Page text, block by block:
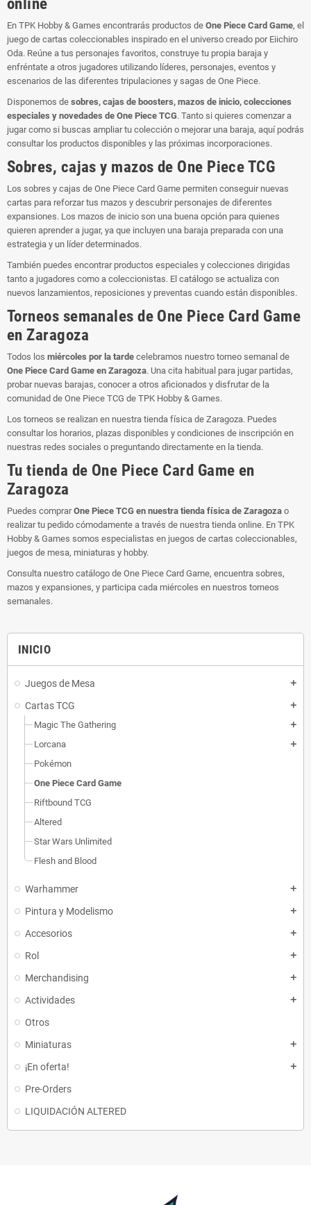
INICIO
Juegos de Mesa add
Cartas TCG add
Magic The Gathering add
Lorcana add
Pokémon
One Piece Card Game
Riftbound TCG
Altered
Star Wars Unlimited
Flesh and Blood
Warhammer add
Pintura y Modelismo add
Accesorios add
Rol add
Merchandising add
Actividades add
Otros
Miniaturas
add
¡En oferta! add
Pre-Orders
LIQUIDACIÓN ALTERED
online
En TPK Hobby & Games encontrarás productos de One Piece Card Game, el
juego de cartas coleccionables inspirado en el universo creado por Eiichiro
Oda. Reúne a tus personajes favoritos, construye tu propia baraja y
enfréntate a otros jugadores utilizando líderes, personajes, eventos y
escenarios de las diferentes tripulaciones y sagas de One Piece.
Disponemos de sobres, cajas de boosters, mazos de inicio, colecciones
especiales y novedades de One Piece TCG. Tanto si quieres comenzar a
jugar como si buscas ampliar tu colección o mejorar una baraja, aquí podrás
consultar los productos disponibles y las próximas incorporaciones.
Sobres, cajas y mazos de One Piece TCG
Los sobres y cajas de One Piece Card Game permiten conseguir nuevas
cartas para reforzar tus mazos y descubrir personajes de diferentes
expansiones. Los mazos de inicio son una buena opción para quienes
quieren aprender a jugar, ya que incluyen una baraja preparada con una
estrategia y un líder determinados.
También puedes encontrar productos especiales y colecciones dirigidas
tanto a jugadores como a coleccionistas. El catálogo se actualiza con
nuevos lanzamientos, reposiciones y preventas cuando están disponibles.
Torneos semanales de One Piece Card Game
en Zaragoza
Todos los miércoles por la tarde celebramos nuestro torneo semanal de
One Piece Card Game en Zaragoza. Una cita habitual para jugar partidas,
probar nuevas barajas, conocer a otros aficionados y disfrutar de la
comunidad de One Piece TCG de TPK Hobby & Games.
Los torneos se realizan en nuestra tienda física de Zaragoza. Puedes
consultar los horarios, plazas disponibles y condiciones de inscripción en
nuestras redes sociales o preguntando directamente en la tienda.
Tu tienda de One Piece Card Game en
Zaragoza
Puedes comprarOne Piece TCG en nuestra tienda física de Zaragoza o
realizar tu pedido cómodamente a través de nuestra tienda online. En TPK
Hobby & Games somos especialistas en juegos de cartas coleccionables,
juegos de mesa, miniaturas y hobby.
Consulta nuestro catálogo de One Piece Card Game, encuentra sobres,
mazos y expansiones, y participa cada miércoles en nuestros torneos
semanales.